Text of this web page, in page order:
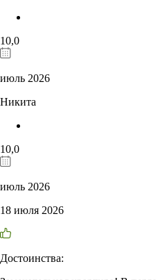
10,0
июль 2026
Никита
10,0
июль 2026
18 июля 2026
Достоинства: